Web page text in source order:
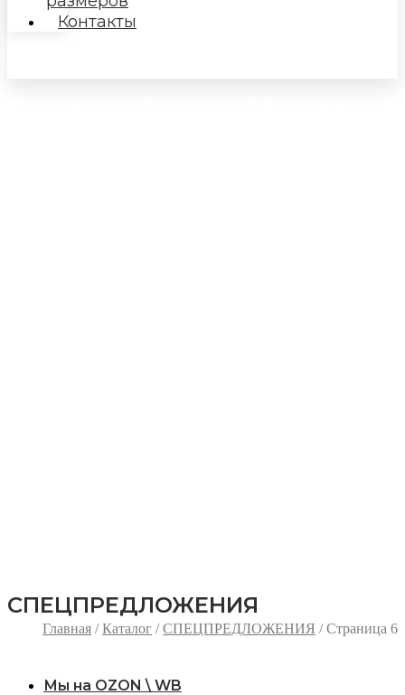
Контакты
СПЕЦПРЕДЛОЖЕНИЯ
Главная /Каталог /СПЕЦПРЕДЛОЖЕНИЯ / Страница 6
Мы на OZON \ WB